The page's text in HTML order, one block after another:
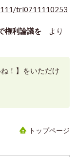
trl0711110253
権利論議を より
！】をいただけ
トップページ